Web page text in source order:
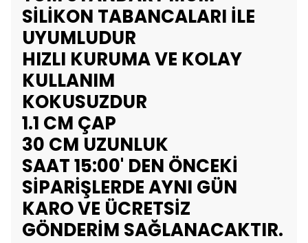
SİLİKON TABANCALARI İLE
UYUMLUDUR
HIZLI KURUMA VE KOLAY
KULLANIM
KOKUSUZDUR
1.1 CM ÇAP
30 CM UZUNLUK
SAAT 15:00' DEN ÖNCEKİ
SİPARİŞLERDE AYNI GÜN
KARO VE ÜCRETSİZ
GÖNDERİM SAĞLANACAKTIR.